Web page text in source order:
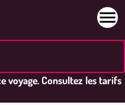
voyage. Consultez les tarifs